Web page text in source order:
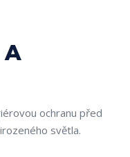
ochranu před
světla.